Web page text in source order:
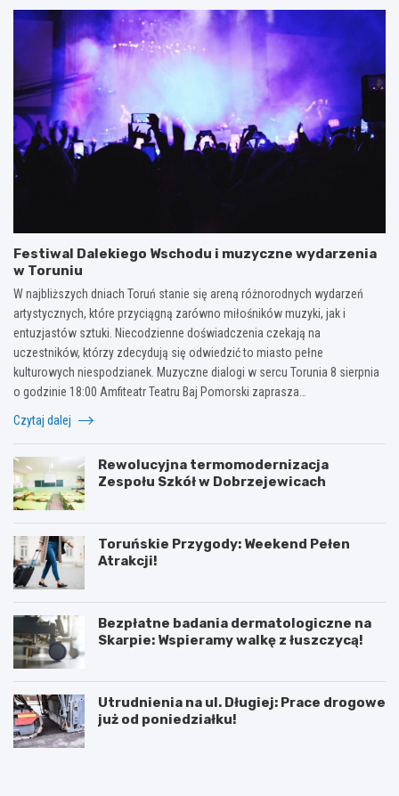
Festiwal Dalekiego Wschodu i muzyczne wydarzenia
w Toruniu
W najbliższych dniach Toruń stanie się areną różnorodnych wydarzeń
artystycznych, które przyciągną zarówno miłośników muzyki, jak i
entuzjastów sztuki. Niecodzienne doświadczenia czekają na
uczestników, którzy zdecydują się odwiedzić to miasto pełne
kulturowych niespodzianek. Muzyczne dialogi w sercu Torunia 8 sierpnia
o godzinie 18:00 Amfiteatr Teatru Baj Pomorski zaprasza…
Czytaj dalej
Rewolucyjna termomodernizacja
Zespołu Szkół w Dobrzejewicach
Toruńskie Przygody: Weekend Pełen
Atrakcji!
Bezpłatne badania dermatologiczne na
Skarpie: Wspieramy walkę z łuszczycą!
Utrudnienia na ul. Długiej: Prace drogowe
już od poniedziałku!